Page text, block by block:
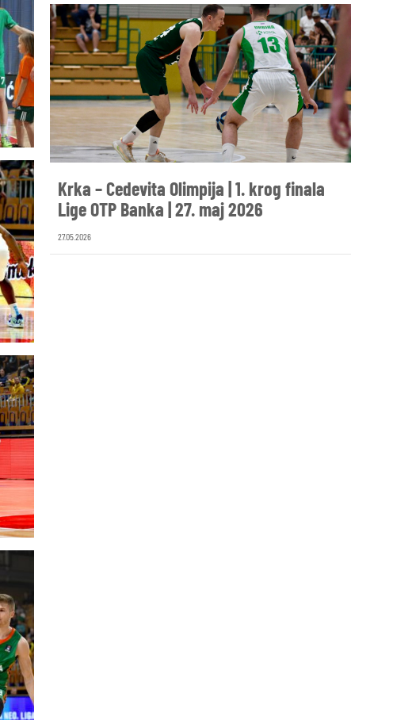
Krka – Cedevita Olimpija | 1. krog finala
Lige OTP Banka | 27. maj 2026
27.05.2026